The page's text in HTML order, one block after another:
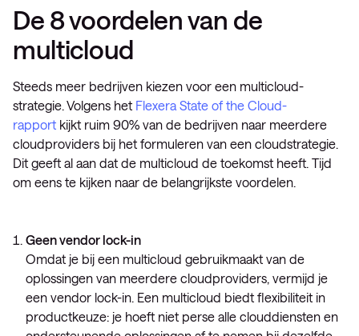
De 8 voordelen van de
multicloud
Steeds meer bedrijven kiezen voor een multicloud-
strategie. Volgens het Flexera State of the Cloud-
rapport kijkt ruim 90% van de bedrijven naar meerdere
cloudproviders bij het formuleren van een cloudstrategie.
Dit geeft al aan dat de multicloud de toekomst heeft. Tijd
om eens te kijken naar de belangrijkste voordelen.
Geen vendor lock-in
Omdat je bij een multicloud gebruikmaakt van de
oplossingen van meerdere cloudproviders, vermijd je
een vendor lock-in. Een multicloud biedt flexibiliteit in
productkeuze: je hoeft niet perse alle clouddiensten en